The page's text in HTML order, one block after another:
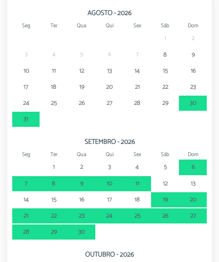
AGOSTO - 2026
Seg Ter Qua Qui Sex Sáb Dom
1
2
3
4 5 6 7 8
9
10
11 12 13 14 15
16
17
18 19 20 21 22
23
24
25 26 27 28 29
30
31
SETEMBRO - 2026
Seg Ter Qua Qui Sex Sáb Dom
1 2 3 4 5
6
7
8 9 10 11 12
13
14
15 16 17 18 19
20
21
22 23 24 25 26
27
28
29 30
OUTUBRO - 2026